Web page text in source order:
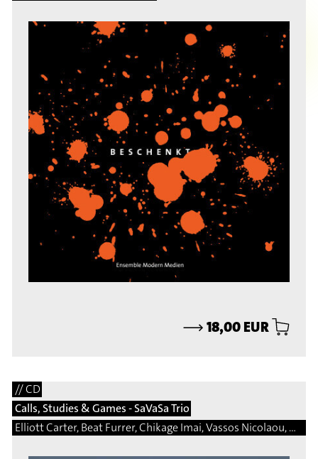
⟶18,00 EUR
// CD
Calls, Studies & Games - SaVaSa Trio
Elliott Carter, Beat Furrer, Chikage Imai, Vassos Nicolaou, Matej Bonin, Bernhard Gander, Manfred Trojahn, Vito Žuraj, Marcelo Perticone, Steingrimur Rohloff, Márton Illés, Natalio Sued, Damon Thomas Lee, Hermann Kretzschmar, Martin Matalon, Adalberto Vidal